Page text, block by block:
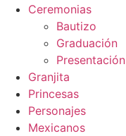
Ceremonias
Bautizo
Graduación
Presentación
Granjita
Princesas
Personajes
Mexicanos